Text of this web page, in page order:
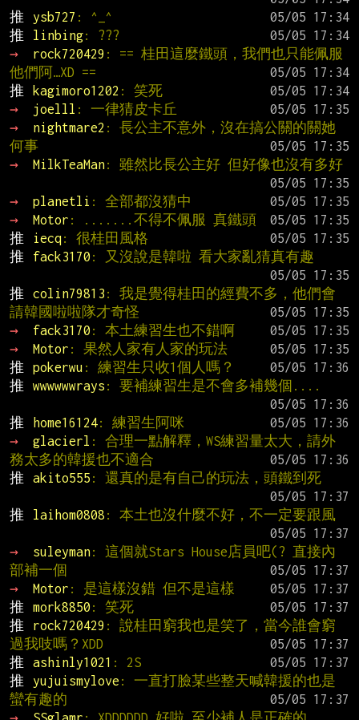
推
ysb727 : ^_^
推
linbing: ???
→
rock720429 : == 桂田這麼鐵頭，我們也只能佩服
他們阿…XD ==
推
kagimoro1202 : 笑死
→
joelll : 一律猜皮卡丘
→
nightmare2 : 長公主不意外，沒在搞公關的關她
何事
→
MilkTeaMan: 雖然比長公主好 但好像也沒有多好
→
planetli : 全部都沒猜中
→
Motor : .......不得不佩服 真鐵頭
推
iecq: 很桂田風格
推
fack3170 : 又沒說是韓啦 看大家亂猜真有趣
推
colin79813 : 我是覺得桂田的經費不多，他們會
請韓國啦啦隊才奇怪
→
fack3170 : 本土練習生也不錯啊
→
Motor : 果然人家有人家的玩法
推
pokerwu : 練習生只收1個人嗎？
推
wwwwwwrays : 要補練習生是不會多補幾個....
推
home16124: 練習生阿咪
→
glacierl : 合理一點解釋，WS練習量太大，請外
務太多的韓援也不適合
推
akito555 : 還真的是有自己的玩法，頭鐵到死
推
laihom0808 : 本土也沒什麼不好，不一定要跟風
→
suleyman: 這個就Stars House店員吧(? 直接內
部補一個
→
Motor : 是這樣沒錯 但不是這樣
推
mork8850 : 笑死
推
rock720429 : 說桂田窮我也是笑了，當今誰會窮
過我吱嗎？XDD
推
ashinly1021 : 2S
推
yujuismylove : 一直打臉某些整天喊韓援的也是
蠻有趣的